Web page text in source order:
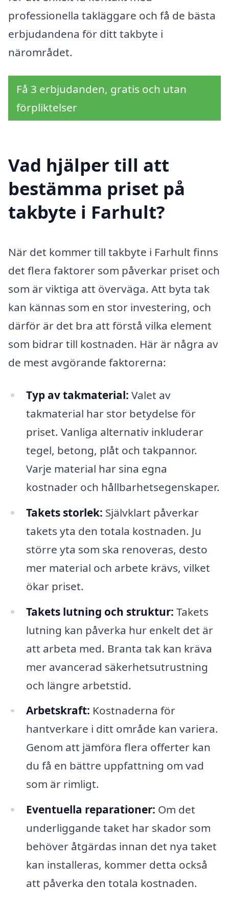
professionella takläggare och få de bästa
erbjudandena för ditt takbyte i
närområdet.
Få 3 erbjudanden, gratis och utan
förpliktelser
Vad hjälper till att
bestämma priset på
takbyte i Farhult?
När det kommer till takbyte i Farhult finns
det flera faktorer som påverkar priset och
som är viktiga att överväga. Att byta tak
kan kännas som en stor investering, och
därför är det bra att förstå vilka element
som bidrar till kostnaden. Här är några av
de mest avgörande faktorerna:
Typ av takmaterial: Valet av
takmaterial har stor betydelse för
priset. Vanliga alternativ inkluderar
tegel, betong, plåt och takpannor.
Varje material har sina egna
kostnader och hållbarhetsegenskaper.
Takets storlek: Självklart påverkar
takets yta den totala kostnaden. Ju
större yta som ska renoveras, desto
mer material och arbete krävs, vilket
ökar priset.
Takets lutning och struktur: Takets
lutning kan påverka hur enkelt det är
att arbeta med. Branta tak kan kräva
mer avancerad säkerhetsutrustning
och längre arbetstid.
Arbetskraft: Kostnaderna för
hantverkare i ditt område kan variera.
Genom att jämföra flera offerter kan
du få en bättre uppfattning om vad
som är rimligt.
Eventuella reparationer: Om det
underliggande taket har skador som
behöver åtgärdas innan det nya taket
kan installeras, kommer detta också
att påverka den totala kostnaden.